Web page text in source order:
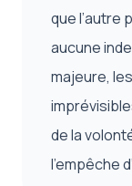
que l’autre
aucune
majeure,
de la
l’empêche